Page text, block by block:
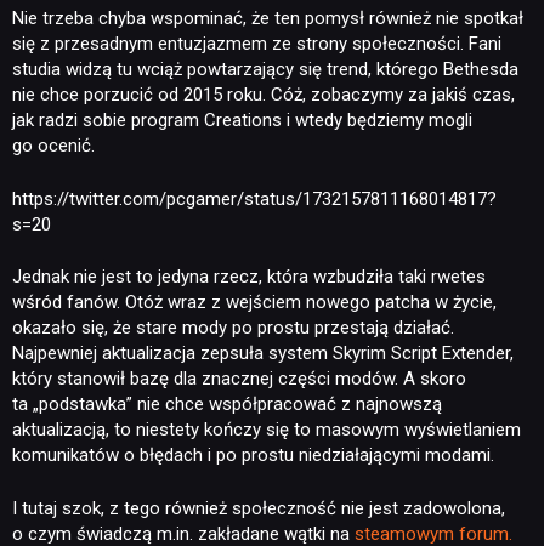
PUBLICYSTYKA
KULTURA
Nie trzeba chyba wspominać, że ten pomysł również nie spotkał
się z przesadnym entuzjazmem ze strony społeczności. Fani
studia widzą tu wciąż powtarzający się trend, którego Bethesda
nie chce porzucić od 2015 roku. Cóż, zobaczymy za jakiś czas,
jak radzi sobie program Creations i wtedy będziemy mogli
go ocenić.
https://twitter.com/pcgamer/status/1732157811168014817?
s=20
Jednak nie jest to jedyna rzecz, która wzbudziła taki rwetes
wśród fanów. Otóż wraz z wejściem nowego patcha w życie,
okazało się, że stare mody po prostu przestają działać.
Najpewniej aktualizacja zepsuła system Skyrim Script Extender,
który stanowił bazę dla znacznej części modów. A skoro
ta „podstawka” nie chce współpracować z najnowszą
aktualizacją, to niestety kończy się to masowym wyświetlaniem
komunikatów o błędach i po prostu niedziałającymi modami.
I tutaj szok, z tego również społeczność nie jest zadowolona,
o czym świadczą m.in. zakładane wątki na steamowym forum.